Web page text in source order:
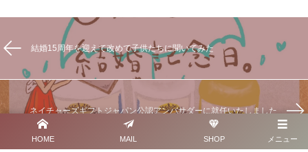
結婚15周年を迎えて改めて子供たちに聞いてみた
ネイチャーズギフトジャパン公認アンバサダーに就任いたしました
メニュー
HOME MAIL SHOP